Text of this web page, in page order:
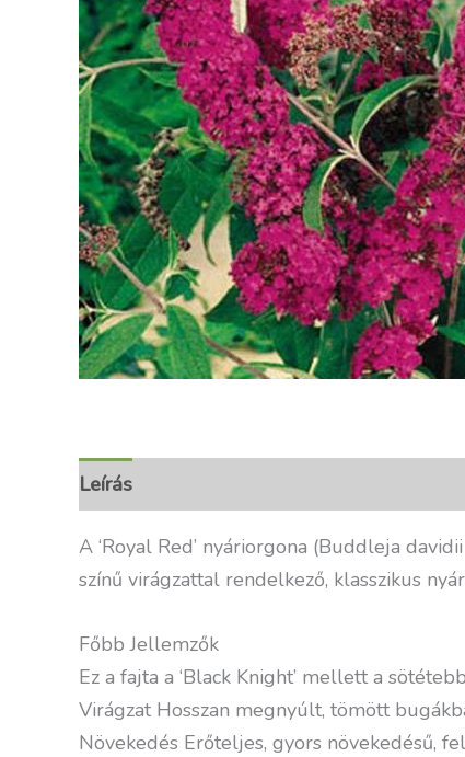
Leírás
A ‘Royal Red’ nyáriorgona (Buddleja
színű virágzattal rendelkező, klasszikus
Főbb Jellemzők
Ez a fajta a ‘Black Knight’ mellett a
Virágzat Hosszan megnyúlt, tömött
Növekedés Erőteljes, gyors növekedésű,